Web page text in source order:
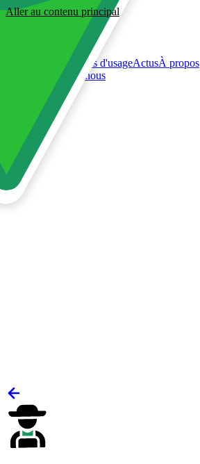
Aller au contenu principal
Solutions Cas d'usageActusÀ propos
Commencer avec nous